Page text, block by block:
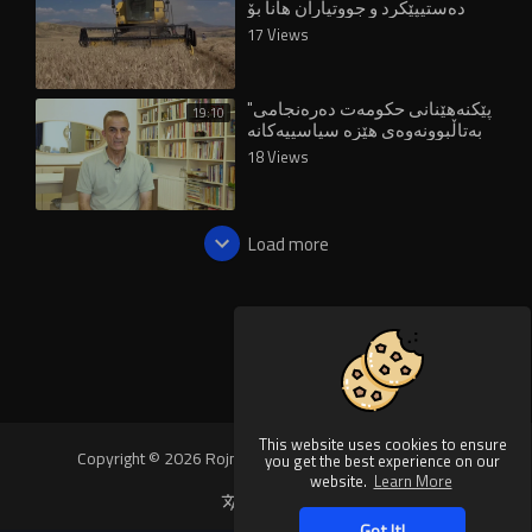
This website uses cookies to ensure
you get the best experience on our
website. Learn More
دەستیپێکرد و جووتیاران هانا بۆ
حکومەت دەبەن
17 Views
19:10 "پێکنەهێنانی حکومەت دەرەنجامی
بەتاڵبوونەوەی هێزە سیاسییەکانە
لە گوتاری نەتەوەیی" 18 Views
Load more
Copyright © 2026 Rojnews Video. All rights reserved.
Language